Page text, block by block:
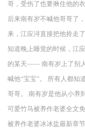
哥，受伤了也要揪住他的
后来南有岁不喊他哥哥了
来，江应浔直接把他拎走
知道晚上睡觉的时候，江
的某天—— 南有岁上了别
喊他“宝宝”。 所有人都知
哥哥。 南有岁是他从小养
可爱竹马被养作老婆全文
被养作老婆冰冰盐最新章